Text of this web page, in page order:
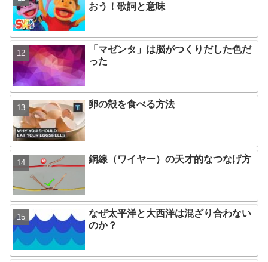
おう！歌詞と意味
「マゼンタ」は脳がつくりだした色だ
った
卵の殻を食べる方法
銅線（ワイヤー）の天才的なつなげ方
なぜ太平洋と大西洋は混ざり合わない
のか？